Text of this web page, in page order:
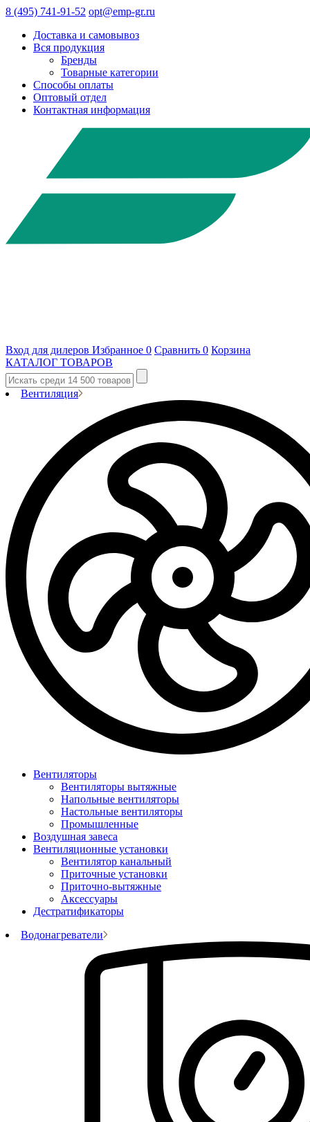
8 (495) 741-91-52 opt@emp-gr.ru
Доставка и самовывоз
Вся продукция
Бренды
Товарные категории
Способы оплаты
Оптовый отдел
Контактная информация
Вход для дилеров Избранное 0 Сравнить 0 Корзина
КАТАЛОГ ТОВАРОВ
Вентиляция
Вентиляторы
Вентиляторы вытяжные
Напольные вентиляторы
Настольные вентиляторы
Промышленные
Воздушная завеса
Вентиляционные установки
Вентилятор канальный
Приточные установки
Приточно-вытяжные
Аксессуары
Дестратификаторы
Водонагреватели